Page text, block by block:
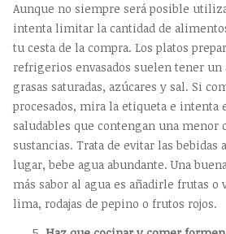
Aunque no siempre será posible
intenta limitar la cantidad de
tu cesta de la compra. Los platos
refrigerios envasados suelen tener un
grasas saturadas, azúcares y sal. Si
procesados, mira la etiqueta e intenta
saludables que contengan una menor
sustancias. Trata de evitar las bebidas
lugar, bebe agua abundante. Una
más sabor al agua es añadirle frutas
lima, rodajas de pepino o frutos rojos.